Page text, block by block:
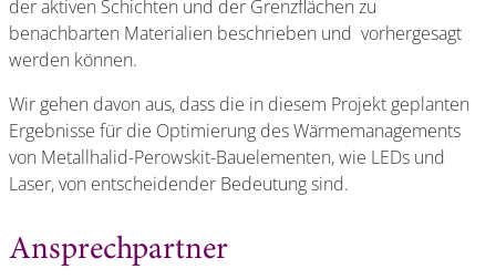
der aktiven Schichten und der Grenzflächen zu
benachbarten Materialien beschrieben und vorhergesagt
werden können.
Wir gehen davon aus, dass die in diesem Projekt geplanten
Ergebnisse für die Optimierung des Wärmemanagements
von Metallhalid-Perowskit-Bauelementen, wie LEDs und
Laser, von entscheidender Bedeutung sind.
Ansprechpartner